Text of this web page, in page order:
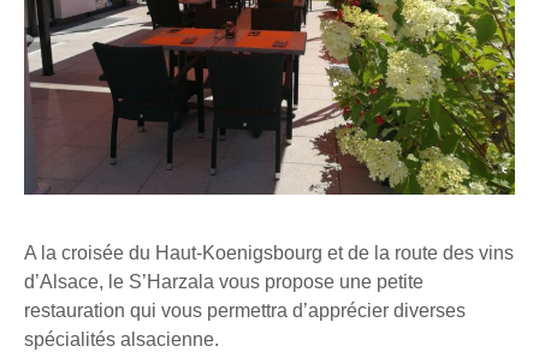
A la croisée du Haut-Koenigsbourg et de la route des vins
d’Alsace, le S’Harzala vous propose une petite
restauration qui vous permettra d’apprécier diverses
spécialités alsacienne.